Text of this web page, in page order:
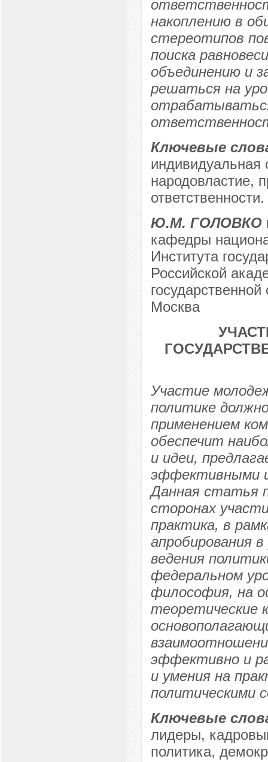
накоплению в
стереотипов
поиска
объединению и
решаться на
Ключевые
индивидуальная
народовластие,
ответственности.
Ю.М. ГОЛОВКО
кафедры
Института
Российской
Москва
Участие
политике
применением
обеспечит
и идеи,
эффективными
Данная статья
сторонах
практика, в
апробирования
ведения
федеральном
философия, на
теоретические
эффективно и
и умения на
политическими
Ключевые
лидеры,
политика,